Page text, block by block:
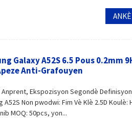
Galaxy A52S 6.5 Pous 0.2mm
Anti-Grafouyen
Ekspozisyon Segondè
A52S Non pwodwi: Fim Vè Klè 2.5D Koulè:
MOQ: 50pcs, yon...